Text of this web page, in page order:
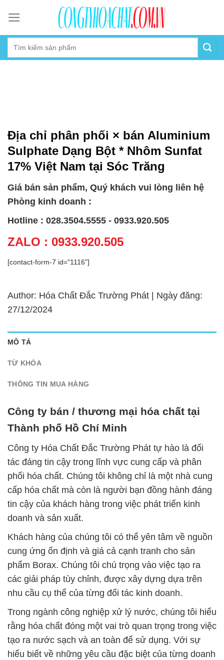
content
Địa chỉ phân phối × bán Aluminium
Sulphate Dạng Bột * Nhôm Sunfat
17% Việt Nam tại Sóc Trăng
Giá bán sản phẩm, Quý khách vui lòng liên hệ
Phòng kinh doanh :
Hotline : 028.3504.5555 - 0933.920.505
ZALO : 0933.920.505
[contact-form-7 id="1116"]
Author: Hóa Chất Đắc Trường Phát | Ngày đăng:
27/12/2024
MÔ TẢ
TỪ KHÓA
THÔNG TIN MUA HÀNG
Công ty bán / thương mại hóa chất tại
Thành phố Hồ Chí Minh
Công ty Hóa Chất Đắc Trường Phát tự hào là đối
tác đáng tin cậy trong lĩnh vực cung cấp và phân
phối hóa chất. Chúng tôi không chỉ là một nhà cung
cấp hóa chất mà còn là người bạn đồng hành đáng
tin cậy của khách hàng trong việc phát triển kinh
doanh và sản xuất.
Khách hàng của chúng tôi có thể yên tâm về nguồn
cung ứng ổn định và giá cả cạnh tranh cho sản
phẩm Borax. Chúng tôi chú trọng vào việc tạo ra
các giải pháp tùy chỉnh, được xây dựng dựa trên
nhu cầu cụ thể của từng đối tác kinh doanh.
Trong ngành công nghiệp xử lý nước, chúng tôi hiểu
rằng hóa chất đóng một vai trò quan trọng trong việc
tạo ra nước sạch và an toàn để sử dụng. Với sự
hiểu biết về những yêu cầu đặc biệt của từng doanh